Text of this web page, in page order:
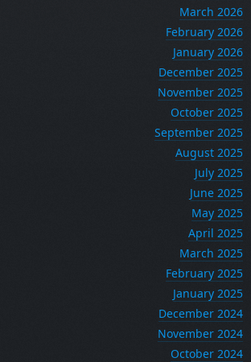
March 2026
February 2026
January 2026
December 2025
November 2025
October 2025
September 2025
August 2025
July 2025
June 2025
May 2025
April 2025
March 2025
February 2025
January 2025
December 2024
November 2024
October 2024